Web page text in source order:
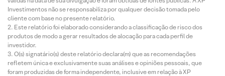
Investimentos não se responsabiliza por qualquer decisão tomada pelo
cliente com base no presente relatório.
Este relatório foi elaborado considerando a classificação de risco dos
produtos de modo a gerar resultados de alocação para cada perfil de
investidor.
O(s) signatário(s) deste relatório declara(m) que as recomendações
refletem única e exclusivamente suas análises e opiniões pessoais, que
foram produzidas de forma independente, inclusive em relação à XP